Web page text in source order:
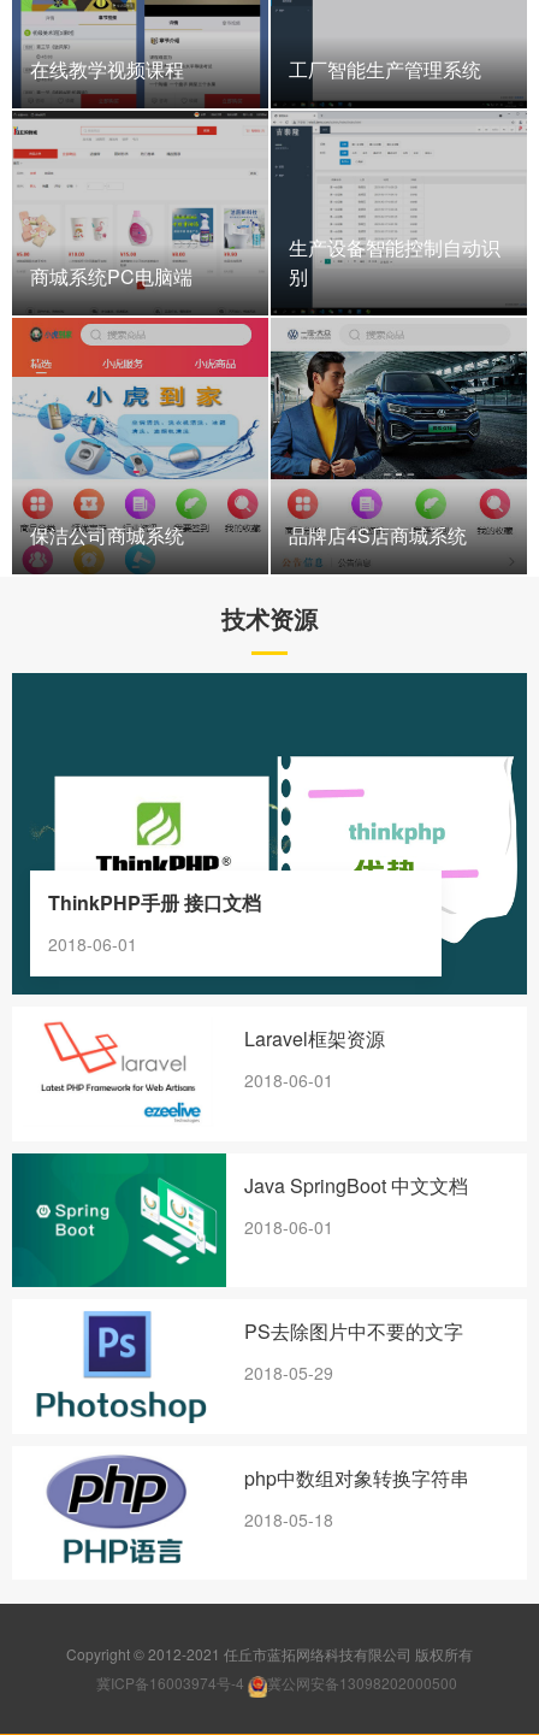
在线教学视频课程 工厂智能生产管理系统
商城系统PC电脑端
生产设备智能控制自动识
别
保洁公司商城系统 品牌店4S店商城系统
技术资源
ThinkPHP手册 接口文档
2018-06-01
Laravel框架资源
2018-06-01
Java SpringBoot 中文文档
2018-06-01
PS去除图片中不要的文字
2018-05-29
php中数组对象转换字符串
2018-05-18
Copyright © 2012-2021 任丘市蓝拓网络科技有限公司 版权所有
冀ICP备16003974号-4
冀公网安备13098202000500